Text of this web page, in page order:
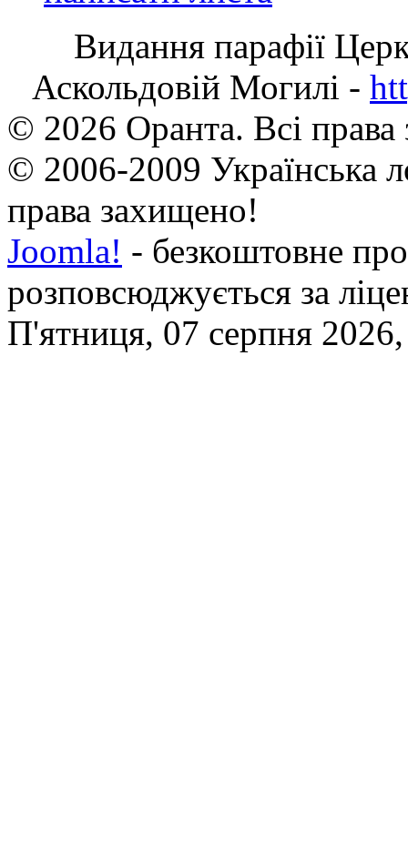
Видання парафії
Аскольдовій Могилі -
© 2026 Оранта. Всі
© 2006-2009 Українська
права захищено!
Joomla! - безкоштовне
розповсюджується за
П'ятниця, 07 серпня